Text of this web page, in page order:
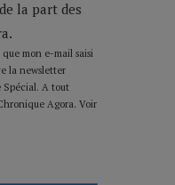
la part des
mon e-mail saisi
la newsletter
Spécial. A tout
Agora. Voir